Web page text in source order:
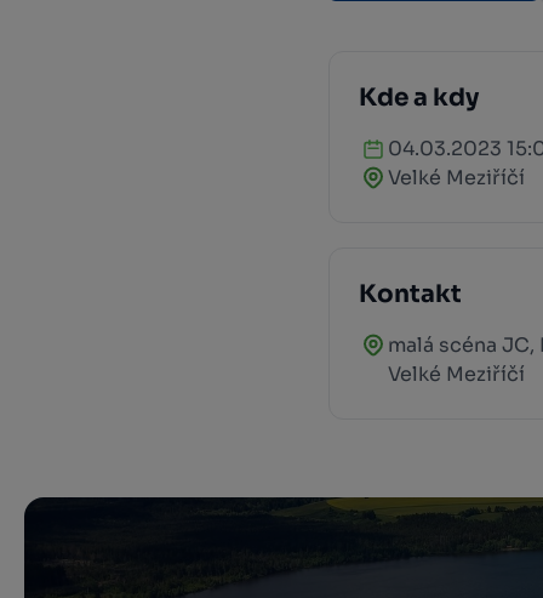
Kde a kdy
04.03.2023
Velké Meziříčí
Kontakt
malá scéna
Velké Meziříčí